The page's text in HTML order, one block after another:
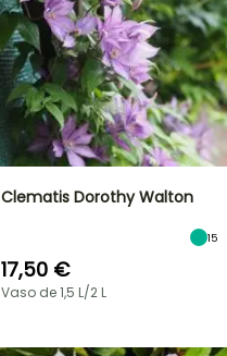
Clematis Dorothy Walton
15
17,50 €
Vaso de 1,5 L/2 L